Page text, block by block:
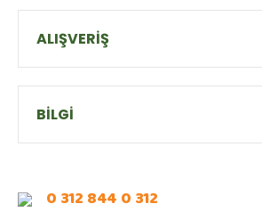
ALIŞVERİŞ
BİLGİ
0 312 844 0 312